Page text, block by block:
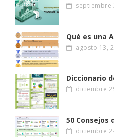
septiembre
Qué es una
agosto 13,
Diccionario
diciembre
50 Consejos
diciembre